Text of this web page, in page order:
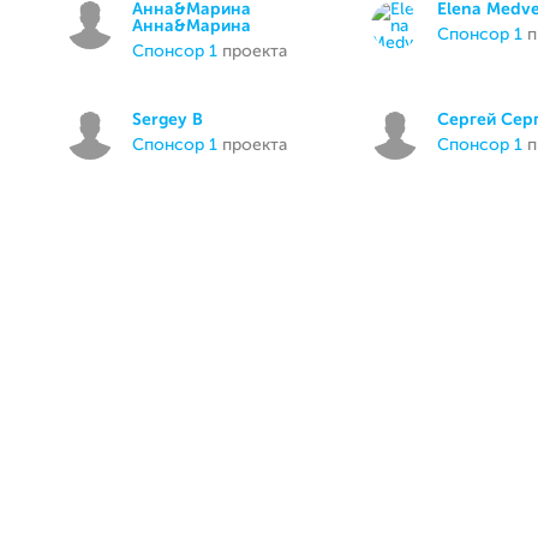
Анна&Марина
Анна&Марина
спонсор 1 проекта
Elena
спонсор 1
Sergey B
спонсор 1 проекта
Сергей
спонсор 1